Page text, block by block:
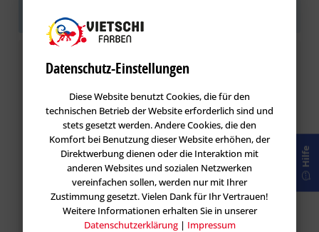
Sie die erste Bewertung ab.
Bewertung schreiben
Bewertungen werden nach Überprüfung
freigeschaltet.
Hilfe
Datenschutz-Einstellungen
Diese Website benutzt Cookies, die für den
technischen Betrieb der Website erforderlich sind und
stets gesetzt werden. Andere Cookies, die den
Komfort bei Benutzung dieser Website erhöhen, der
Direktwerbung dienen oder die Interaktion mit
anderen Websites und sozialen Netzwerken
vereinfachen sollen, werden nur mit Ihrer
Zustimmung gesetzt. Vielen Dank für Ihr Vertrauen!
Weitere Informationen erhalten Sie in unserer
Datenschutzerklärung| Impressum